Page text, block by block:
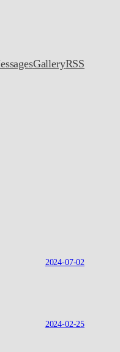
GalleryRSS
2024-07-02
2024-02-25